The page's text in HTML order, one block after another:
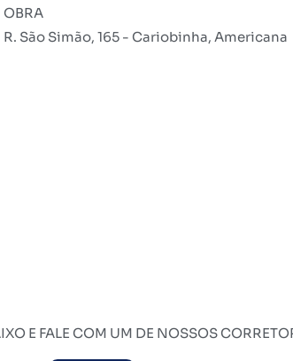
OBRA
R. São Simão, 165 - Cariobinha, Americana
E FALE COM UM DE NOSSOS